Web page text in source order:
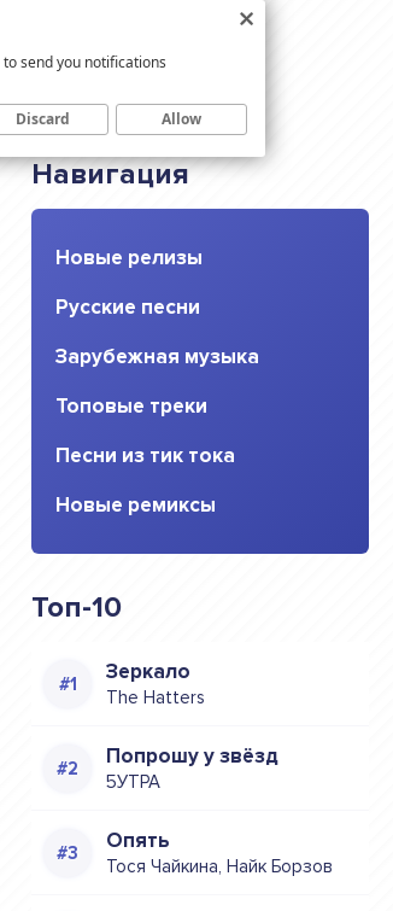
Навигация
Новые релизы
Русские песни
Зарубежная музыка
Топовые треки
Песни из тик тока
Новые ремиксы
Топ-10
Зеркало
The Hatters
Попрошу у звёзд
5УТРА
Опять
Тося Чайкина, Найк Борзов
send you notifications
Discard Allow